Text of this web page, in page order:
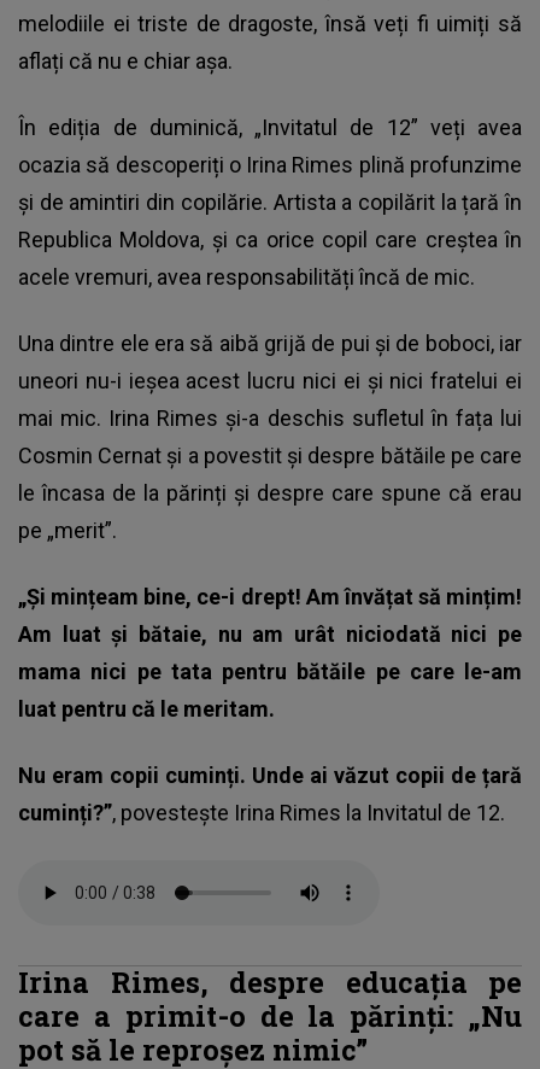
melodiile ei triste de dragoste, însă veți fi uimiți să
aflați că nu e chiar așa.
În ediția de duminică, „Invitatul de 12” veți avea
ocazia să descoperiți o Irina Rimes plină profunzime
și de amintiri din copilărie. Artista a copilărit la țară în
Republica Moldova, și ca orice copil care creștea în
acele vremuri, avea responsabilități încă de mic.
Una dintre ele era să aibă grijă de pui și de boboci, iar
uneori nu-i ieșea acest lucru nici ei și nici fratelui ei
mai mic. Irina Rimes și-a deschis sufletul în fața lui
Cosmin Cernat și a povestit și despre bătăile pe care
le încasa de la părinți și despre care spune că erau
pe „merit”.
„Și mințeam bine, ce-i drept! Am învățat să mințim!
Am luat și bătaie, nu am urât niciodată nici pe
mama nici pe tata pentru bătăile pe care le-am
luat pentru că le meritam.
Nu eram copii cuminți. Unde ai văzut copii de țară
cuminți?”, povestește Irina Rimes la Invitatul de 12.
Irina Rimes, despre educația pe
care a primit-o de la părinți: „Nu
pot să le reproșez nimic”